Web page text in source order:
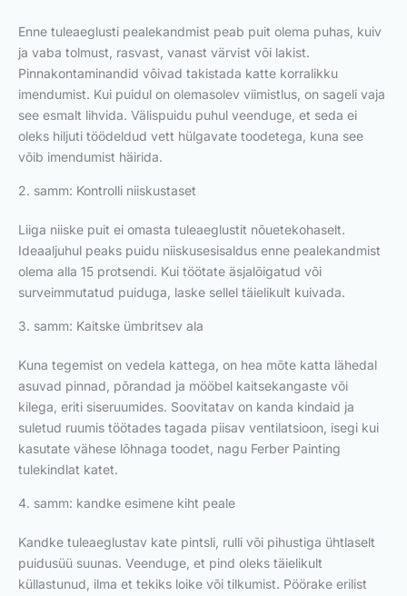
Enne tuleaeglusti pealekandmist peab puit olema puhas, kuiv
ja vaba tolmust, rasvast, vanast värvist või lakist.
Pinnakontaminandid võivad takistada katte korralikku
imendumist. Kui puidul on olemasolev viimistlus, on sageli vaja
see esmalt lihvida. Välispuidu puhul veenduge, et seda ei
oleks hiljuti töödeldud vett hülgavate toodetega, kuna see
võib imendumist häirida.
2. samm: Kontrolli niiskustaset
Liiga niiske puit ei omasta tuleaeglustit nõuetekohaselt.
Ideaaljuhul peaks puidu niiskusesisaldus enne pealekandmist
olema alla 15 protsendi. Kui töötate äsjalõigatud või
surveimmutatud puiduga, laske sellel täielikult kuivada.
3. samm: Kaitske ümbritsev ala
Kuna tegemist on vedela kattega, on hea mõte katta lähedal
asuvad pinnad, põrandad ja mööbel kaitsekangaste või
kilega, eriti siseruumides. Soovitatav on kanda kindaid ja
suletud ruumis töötades tagada piisav ventilatsioon, isegi kui
kasutate vähese lõhnaga toodet, nagu Ferber Painting
tulekindlat katet.
4. samm: kandke esimene kiht peale
Kandke tuleaeglustav kate pintsli, rulli või pihustiga ühtlaselt
puidusüü suunas. Veenduge, et pind oleks täielikult
küllastunud, ilma et tekiks loike või tilkumist. Pöörake erilist